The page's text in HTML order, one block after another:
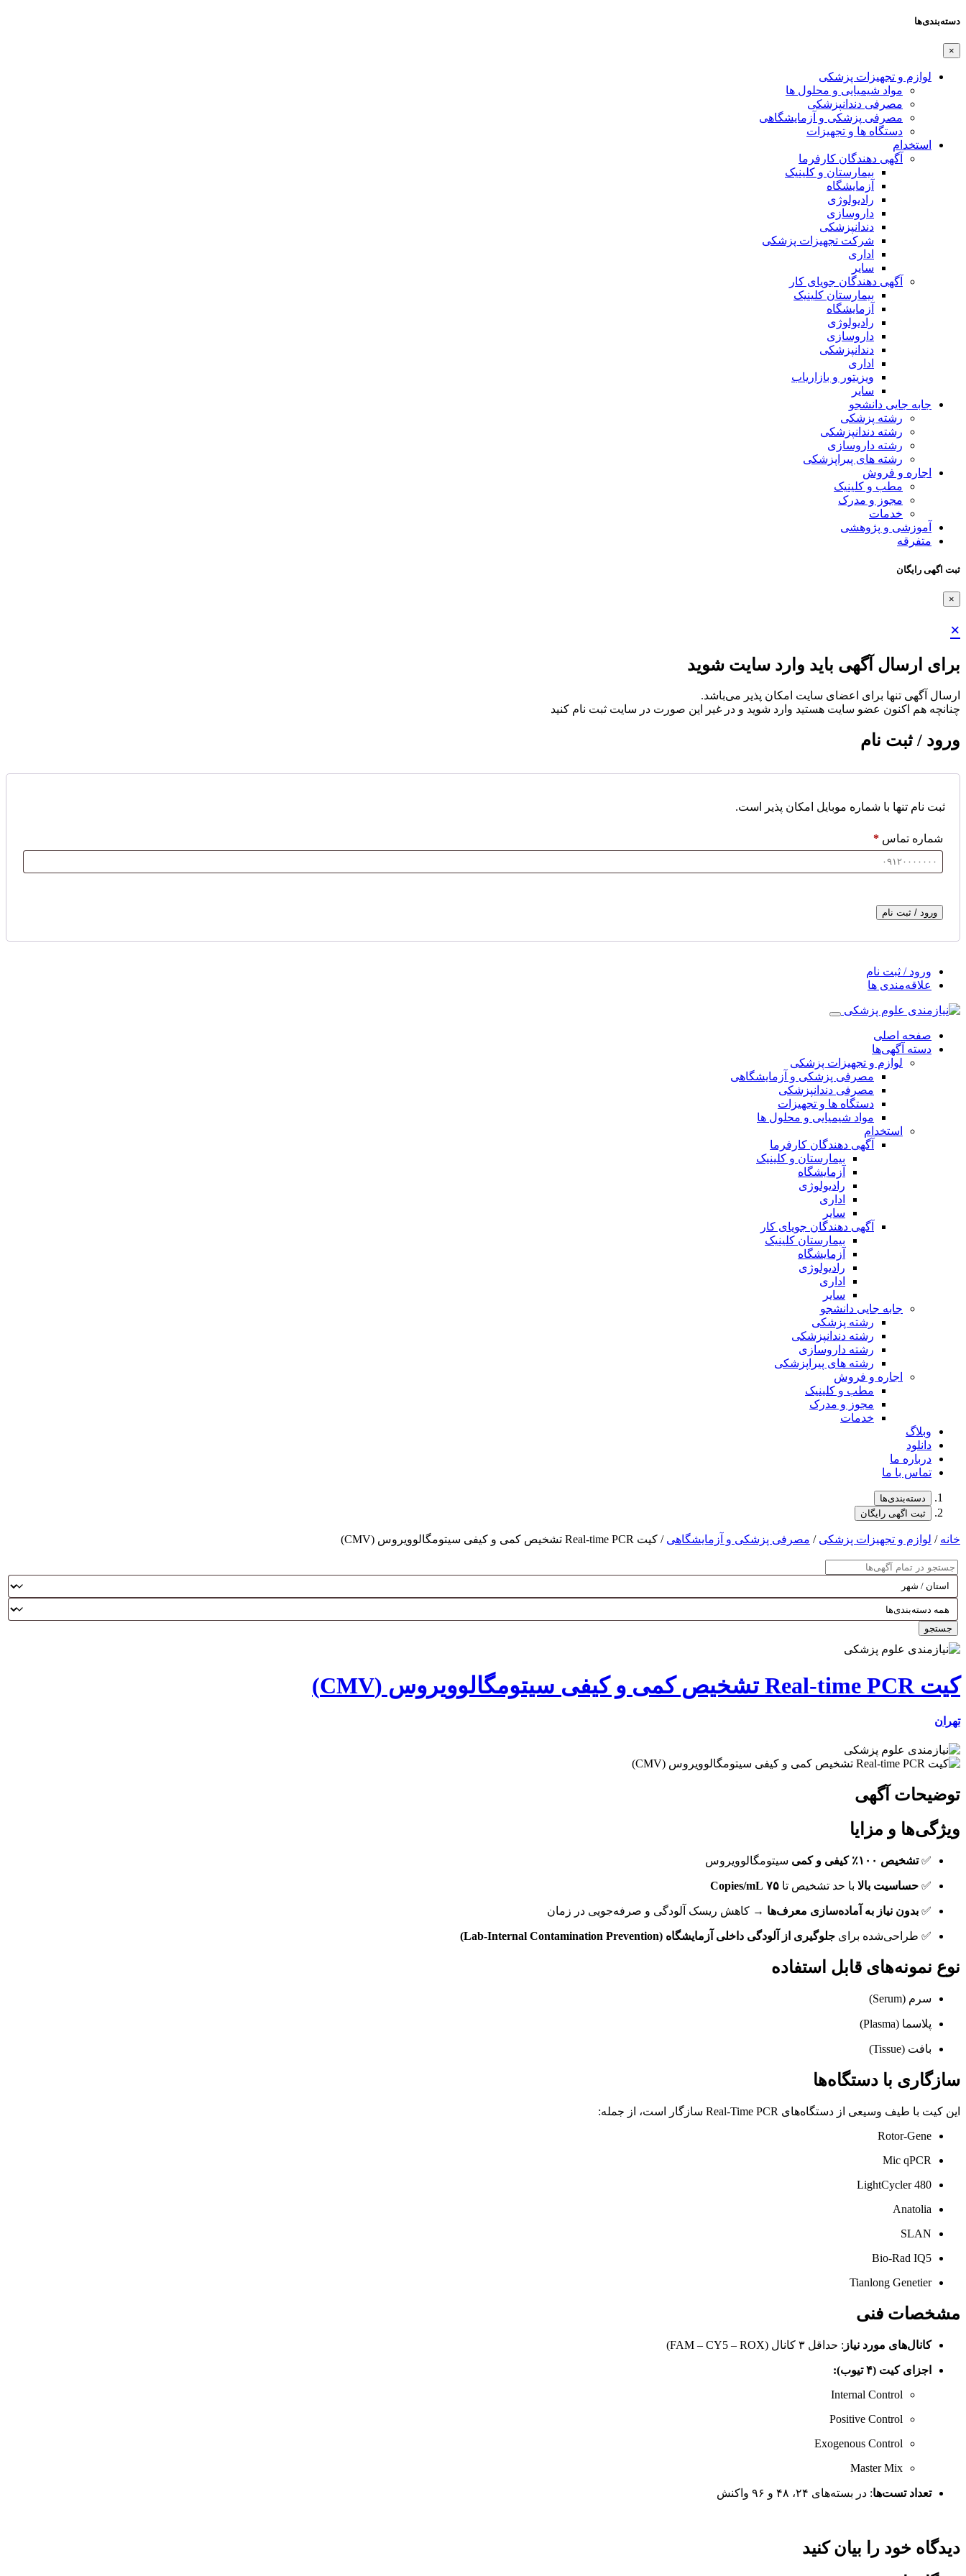
دسته‌بندی‌ها
×
لوازم و تجهیزات پزشکی
مواد شیمیایی و محلول ها
مصرفی دندانپزشکی
مصرفی پزشکی و آزمایشگاهی
دستگاه ها و تجهیزات
استخدام
آگهی دهندگان کارفرما
بیمارستان و کلینیک
آزمایشگاه
رادیولوژی
داروسازی
دندانپزشکی
شرکت تجهیزات پزشکی
اداری
سایر
آگهی دهندگان جویای کار
بیمارستان کلینیک
آزمایشگاه
رادیولوژی
داروسازی
دندانپزشکی
اداری
ویزیتور و بازاریاب
سایر
جابه جایی دانشجو
رشته پزشکی
رشته دندانپزشکی
رشته داروسازی
رشته های پیراپزشکی
اجاره و فروش
مطب و کلینیک
مجوز و مدرک
خدمات
آموزشی و پژوهشی
متفرقه
ثبت اگهی رایگان
×
×
برای ارسال آگهی باید وارد سایت شوید
ارسال آگهی تنها برای اعضای سایت امکان پذیر می‌باشد.
چنانچه هم‌ اکنون عضو سایت هستید وارد شوید و در غیر این صورت در سایت ثبت نام کنید
ورود / ثبت نام
ثبت نام تنها با شماره موبایل امکان پذیر است.
شماره تماس *
ورود / ثبت نام
ورود / ثبت نام
علاقه‌مندی ها
صفحه اصلی
دسته آگهی‌ها
لوازم و تجهیزات پزشکی
مصرفی پزشکی و آزمایشگاهی
مصرفی دندانپزشکی
دستگاه ها و تجهیزات
مواد شیمیایی و محلول ها
استخدام
آگهی دهندگان کارفرما
بیمارستان و کلینیک
آزمایشگاه
رادیولوژی
اداری
سایر
آگهی دهندگان جویای کار
بیمارستان کلینیک
آزمایشگاه
رادیولوژی
اداری
سایر
جابه جایی دانشجو
رشته پزشکی
رشته دندانپزشکی
رشته داروسازی
رشته های پیراپزشکی
اجاره و فروش
مطب و کلینیک
مجوز و مدرک
خدمات
وبلاگ
دانلود
درباره ما
تماس با ما
دسته‌بندی‌ها
ثبت اگهی رایگان
خانه / لوازم و تجهیزات پزشکی / مصرفی پزشکی و آزمایشگاهی / کیت Real-time PCR تشخیص کمی و کیفی سیتومگالوویروس (CMV)
جستجو
کیت Real-time PCR تشخیص کمی و کیفی سیتومگالوویروس (CMV)
تهران
توضیحات آگهی
ویژگی‌ها و مزایا
✅تشخیص ۱۰۰٪ کیفی و کمی سیتومگالوویروس
✅ حساسیت بالا با حد تشخیص تا ۷۵ Copies/mL
✅ بدون نیاز به آماده‌سازی معرف‌ها → کاهش ریسک آلودگی و صرفه‌جویی در زمان
✅ طراحی‌شده برای جلوگیری از آلودگی داخلی آزمایشگاه (Lab-Internal Contamination Prevention)
نوع نمونه‌های قابل استفاده
سرم (Serum)
پلاسما (Plasma)
بافت (Tissue)
سازگاری با دستگاه‌ها
این کیت با طیف وسیعی از دستگاه‌های Real-Time PCR سازگار است، از جمله:
Rotor-Gene
Mic qPCR
LightCycler 480
Anatolia
SLAN
Bio-Rad IQ5
Tianlong Genetier
مشخصات فنی
کانال‌های مورد نیاز : حداقل ۳ کانال (FAM – CY5 – ROX)
اجزای کیت (۴ تیوب):
Internal Control
Positive Control
Exogenous Control
Master Mix
تعداد تست‌ها: در بسته‌های ۲۴، ۴۸ و ۹۶ واکنش
دیدگاه خود را بیان کنید